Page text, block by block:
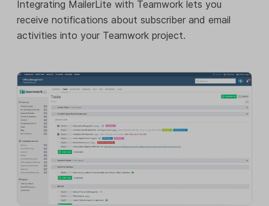
Integrating MailerLite with Teamwork lets you
receive notifications about subscriber and email
activities into your Teamwork project.